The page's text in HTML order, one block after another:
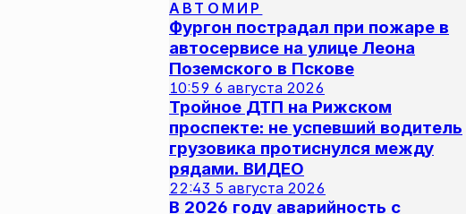
АВТОМИР
Фургон пострадал при пожаре в
автосервисе на улице Леона
Поземского в Пскове
10:59 6 августа 2026
Тройное ДТП на Рижском
проспекте: не успевший водитель
грузовика протиснулся между
рядами. ВИДЕО
22:43 5 августа 2026
В 2026 году аварийность с